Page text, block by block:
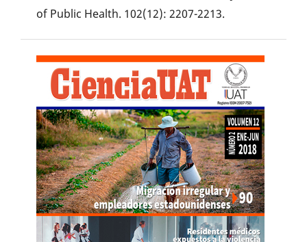
of Public Health. 102(12): 2207-2213.